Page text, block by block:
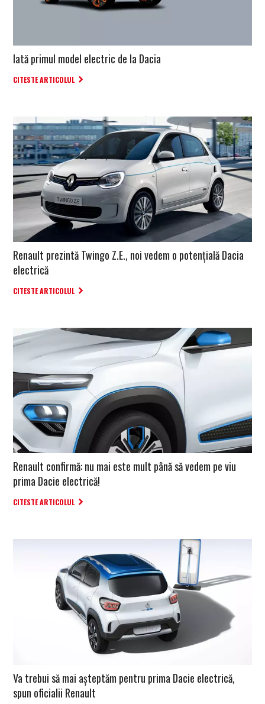
Iată primul model electric de la Dacia
CITESTE ARTICOLUL
Renault prezintă Twingo Z.E., noi vedem o potențială Dacia
electrică
CITESTE ARTICOLUL
Renault confirmă: nu mai este mult până să vedem pe viu
prima Dacie electrică!
CITESTE ARTICOLUL
Va trebui să mai așteptăm pentru prima Dacie electrică,
spun oficialii Renault